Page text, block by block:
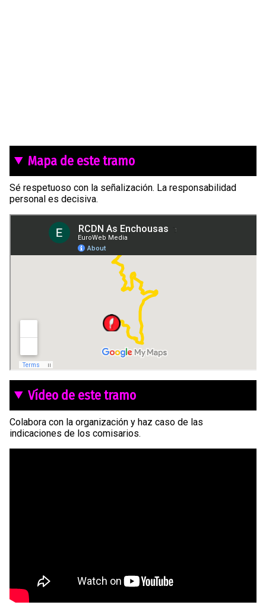
Mapa de este tramo
Sé respetuoso con la señalización. La responsabilidad
personal es decisiva.
Vídeo de este tramo
Colabora con la organización y haz caso de las
indicaciones de los comisarios.